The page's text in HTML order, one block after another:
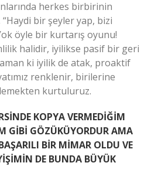
herkes birbirinin
bir şeyler yap, bizi
öyle bir kurtarış oyunu!
halidir, iyilikse pasif bir geri
ki iyilik de atak, proaktif
renklenir, birilerine
kurtuluruz.
KOPYA VERMEDİĞİM
GİBİ GÖZÜKÜYORDUR AMA
BİR MİMAR OLDU VE
DE BUNDA BÜYÜK